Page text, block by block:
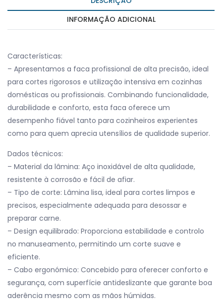
INFORMAÇÃO ADICIONAL
Características:
– Apresentamos a faca profissional de alta precisão, ideal
para cortes rigorosos e utilização intensiva em cozinhas
domésticas ou profissionais. Combinando funcionalidade,
durabilidade e conforto, esta faca oferece um
desempenho fiável tanto para cozinheiros experientes
como para quem aprecia utensílios de qualidade superior.
Dados técnicos:
– Material da lâmina: Aço inoxidável de alta qualidade,
resistente à corrosão e fácil de afiar.
– Tipo de corte: Lâmina lisa, ideal para cortes limpos e
precisos, especialmente adequada para desossar e
preparar carne.
– Design equilibrado: Proporciona estabilidade e controlo
no manuseamento, permitindo um corte suave e
eficiente.
– Cabo ergonómico: Concebido para oferecer conforto e
segurança, com superfície antideslizante que garante boa
aderência mesmo com as mãos húmidas.